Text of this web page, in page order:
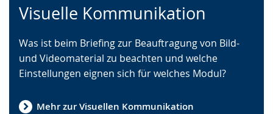
Visuelle Kommunikation
Leichten
wechseln.
Audio-
Video
Deutscher
Gebärdensprache
wird
Was ist beim Briefing zur Beauftragung von Bild-
und Videomaterial zu beachten und welche
Einstellungen eignen sich für welches Modul?
Mehr zur Visuellen Kommunikation